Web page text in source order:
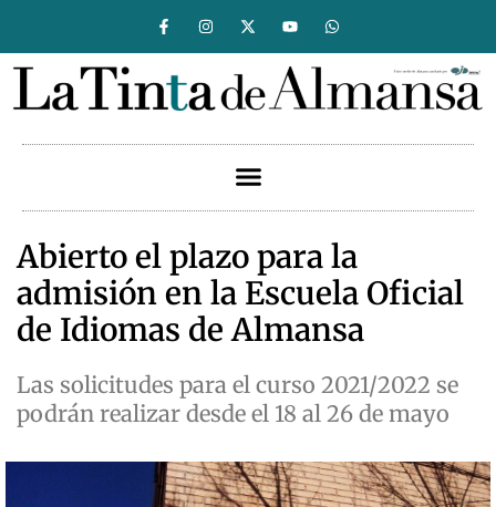
Abierto el plazo para la
admisión en la Escuela Oficial
de Idiomas de Almansa
Las solicitudes para el curso 2021/2022 se
podrán realizar desde el 18 al 26 de mayo